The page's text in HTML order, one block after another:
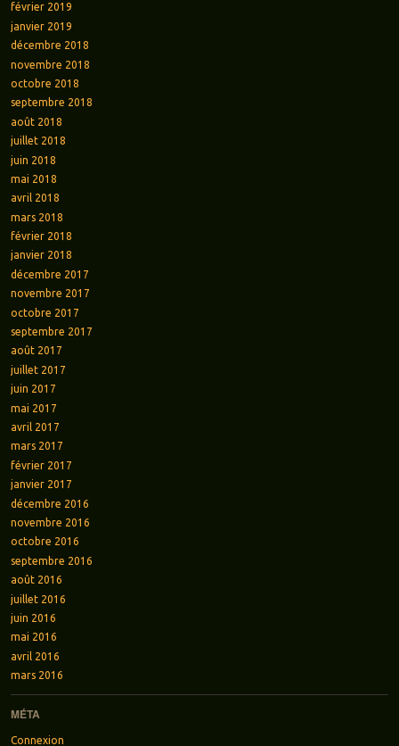
février 2019
janvier 2019
décembre 2018
novembre 2018
octobre 2018
septembre 2018
août 2018
juillet 2018
juin 2018
mai 2018
avril 2018
mars 2018
février 2018
janvier 2018
décembre 2017
novembre 2017
octobre 2017
septembre 2017
août 2017
juillet 2017
juin 2017
mai 2017
avril 2017
mars 2017
février 2017
janvier 2017
décembre 2016
novembre 2016
octobre 2016
septembre 2016
août 2016
juillet 2016
juin 2016
mai 2016
avril 2016
mars 2016
MÉTA
Connexion